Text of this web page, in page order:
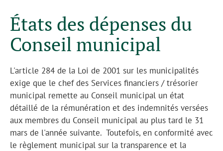
États des dépenses du
Conseil municipal
L'article 284 de la Loi de 2001 sur les municipalités
exige que le chef des Services financiers / trésorier
municipal remette au Conseil municipal un état
détaillé de la rémunération et des indemnités versées
aux membres du Conseil municipal au plus tard le 31
mars de l'année suivante. Toutefois, en conformité avec
le règlement municipal sur la transparence et la